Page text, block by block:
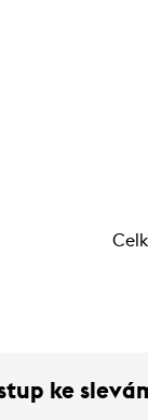
ke